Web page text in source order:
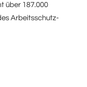
über 187.000
Arbeitsschutz-